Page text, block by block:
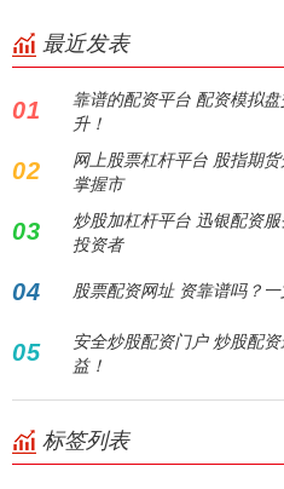
最近发表
01
靠谱的配资平台 配资模拟
升！
02
网上股票杠杆平台 股指期
掌握市
03
炒股加杠杆平台 迅银配资
投资者
04 股票配资网址 资靠谱吗？
05
安全炒股配资门户 炒股配
益！
标签列表